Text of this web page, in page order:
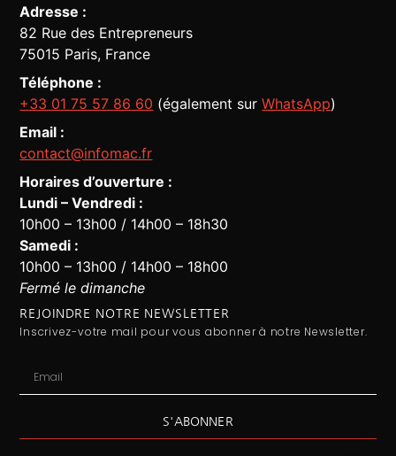
Adresse :
82 Rue des Entrepreneurs
75015 Paris, France
Téléphone :
+33 01 75 57 86 60 (également surWhatsApp)
Email :
contact@infomac.fr
Horaires d’ouverture :
Lundi – Vendredi :
10h00 – 13h00 / 14h00 – 18h30
Samedi :
10h00 – 13h00 / 14h00 – 18h00
Fermé le dimanche
REJOINDRE NOTRE NEWSLETTER
Inscrivez-votre mail pour vous abonner à notre Newsletter.
S'ABONNER
Assistant Infomac